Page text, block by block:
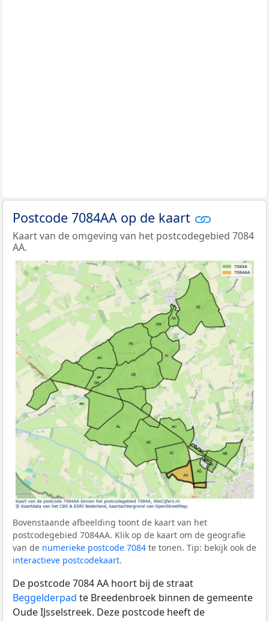
Postcode 7084AA op de kaart
Kaart van de omgeving van het postcodegebied 7084
AA.
Bovenstaande afbeelding toont de kaart van het
postcodegebied 7084AA. Klik op de kaart om de geografie
van de numerieke postcode 7084 te tonen. Tip: bekijk ook de
interactieve postcodekaart.
De postcode 7084 AA hoort bij de straat
Beggelderpad te Breedenbroek binnen de gemeente
Oude IJsselstreek. Deze postcode heeft de